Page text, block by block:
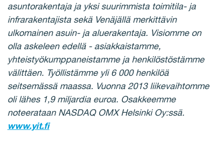
asuntorakentaja ja yksi suurimmista toimitila- ja
infrarakentajista sekä Venäjällä merkittävin
ulkomainen asuin- ja aluerakentaja. Visiomme on
olla askeleen edellä - asiakkaistamme,
yhteistyökumppaneistamme ja henkilöstöstämme
välittäen. Työllistämme yli 6 000 henkilöä
seitsemässä maassa. Vuonna 2013 liikevaihtomme
oli lähes 1,9 miljardia euroa. Osakkeemme
noteerataan NASDAQ OMX Helsinki Oy:ssä.
www.yit.fi